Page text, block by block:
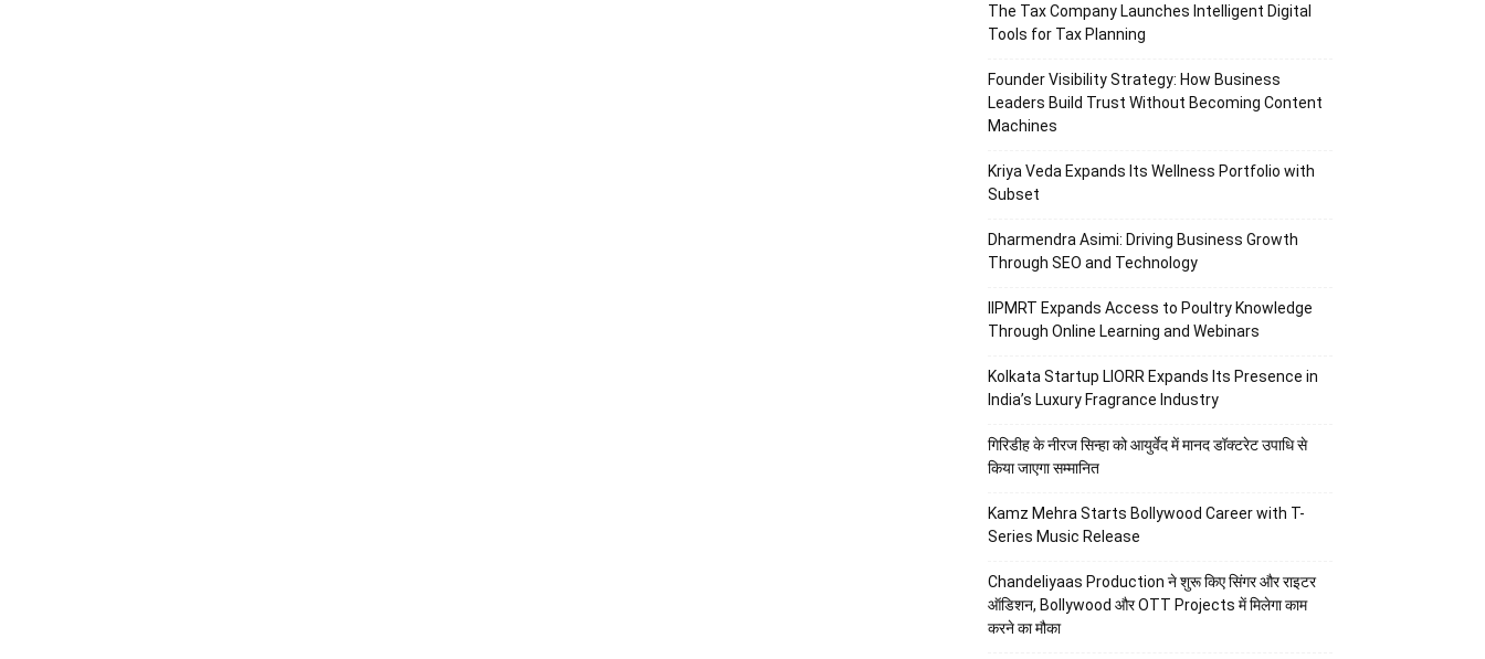
The Tax Company Launches Intelligent Digital
Tools for Tax Planning
Founder Visibility Strategy: How Business
Leaders Build Trust Without Becoming Content
Machines
Kriya Veda Expands Its Wellness Portfolio with
Subset
Dharmendra Asimi: Driving Business Growth
Through SEO and Technology
IIPMRT Expands Access to Poultry Knowledge
Through Online Learning and Webinars
Kolkata Startup LIORR Expands Its Presence in
India’s Luxury Fragrance Industry
गिरिडीह के नीरज सिन्हा को आयुर्वेद में मानद डॉक्टरेट उपाधि से
किया जाएगा सम्मानित
Kamz Mehra Starts Bollywood Career with T-
Series Music Release
Chandeliyaas Production ने शुरू किए सिंगर और राइटर
ऑडिशन, Bollywood और OTT Projects में मिलेगा काम
करने का मौका